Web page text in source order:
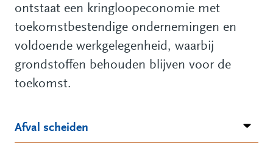
ontstaat een kringloopeconomie met
toekomstbestendige ondernemingen en
voldoende werkgelegenheid, waarbij
grondstoffen behouden blijven voor de
toekomst.
Afval scheiden